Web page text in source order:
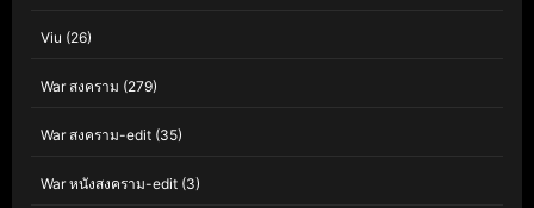
Viu (26)
War สงคราม (279)
War สงคราม-edit (35)
War หนังสงคราม-edit (3)